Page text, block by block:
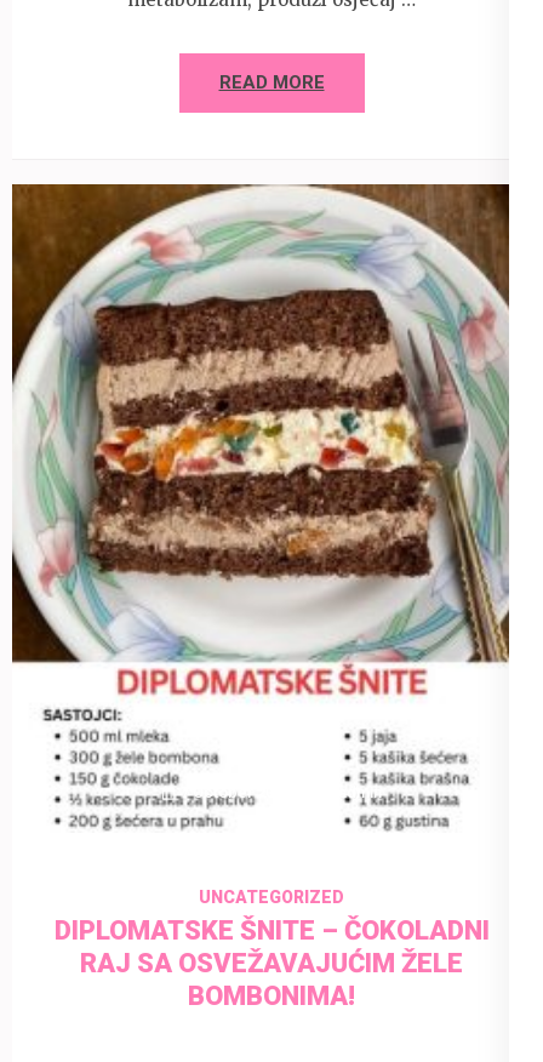
READ MORE
7 October 2025 admin
UNCATEGORIZED
DIPLOMATSKE ŠNITE – ČOKOLADNI
RAJ SA OSVEŽAVAJUĆIM ŽELE
BOMBONIMA!